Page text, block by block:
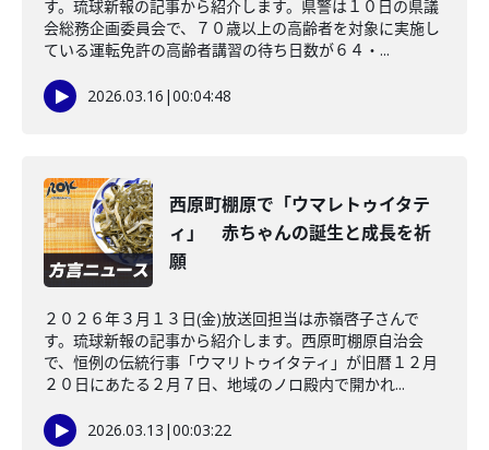
す。琉球新報の記事から紹介します。県警は１０日の県議
会総務企画委員会で、７０歳以上の高齢者を対象に実施し
ている運転免許の高齢者講習の待ち日数が６４・...
2026.03.16 |00:04:48
西原町棚原で「ウマレトゥイタテ
ィ」 赤ちゃんの誕生と成長を祈
願
２０２６年３月１３日(金)放送回担当は赤嶺啓子さんで
す。琉球新報の記事から紹介します。西原町棚原自治会
で、恒例の伝統行事「ウマリトゥイタティ」が旧暦１２月
２０日にあたる２月７日、地域のノロ殿内で開かれ...
2026.03.13 |00:03:22